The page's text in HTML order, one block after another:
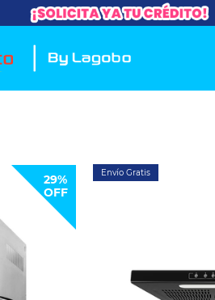
29%
OFF
Envío Gratis